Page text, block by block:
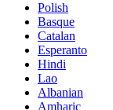
Polish
Basque
Catalan
Esperanto
Hindi
Lao
Albanian
Amharic